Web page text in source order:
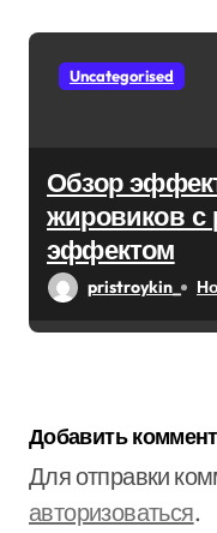
Uncategorised
Обзор
жировиков
эффектом
pristroykin_
Добавить
Для отправки
авторизоваться.